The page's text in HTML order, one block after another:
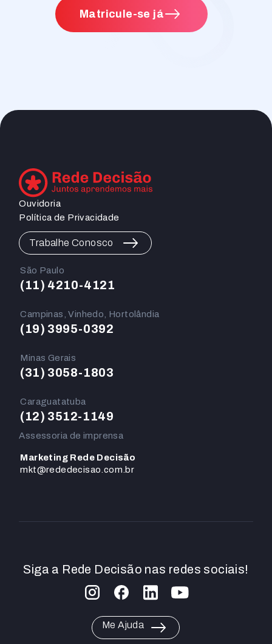
Matricule-se já
Ouvidoria
Política de Privacidade
Trabalhe Conosco
São Paulo
(11) 4210-4121
Campinas, Vinhedo, Hortolândia
(19) 3995-0392
Minas Gerais
(31) 3058-1803
Caraguatatuba
(12) 3512-1149
Assessoria de imprensa
Marketing Rede Decisão
mkt@rededecisao.com.br
Siga a Rede Decisão nas redes sociais!
Me Ajuda